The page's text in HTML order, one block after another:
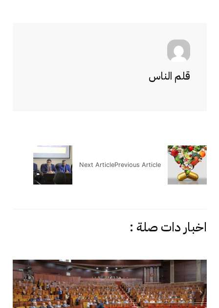
قلم الناس
Previous Article
Next Article
اخبار دات صلة :